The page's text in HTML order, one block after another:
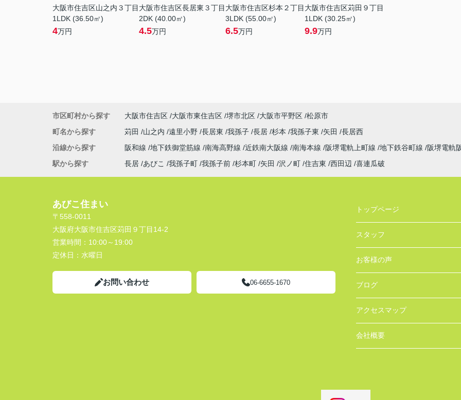
大阪市住吉区山之内３丁目
1LDK (36.50㎡)
4万円
大阪市住吉区長居東３丁目
2DK (40.00㎡)
4.5万円
大阪市住吉区杉本２丁目
3LDK (55.00㎡)
6.5万円
大阪市住吉区苅田９丁目
1LDK (30.25㎡)
9.9万円
市区町村から探す 大阪市住吉区 大阪市東住吉区 堺市北区 大阪市平野区 松原市
町名から探す
苅田 山之内 遠里小野 長居東 我孫子 長居 杉本 我孫子東 矢田
長居西
沿線から探す
阪和線 地下鉄御堂筋線 南海高野線 近鉄南大阪線 南海本線 阪堺電軌上町線 地下鉄谷町線
阪堺電軌
駅から探す
長居 あびこ 我孫子町 我孫子前 杉本町 矢田 沢ノ町 住吉東 西田辺 喜連瓜破
あびこ住まい
〒558-0011
大阪府大阪市住吉区苅田９丁目14-2
営業時間： 10:00～19:00
定休日： 水曜日
お問い合わせ 06-6655-1670
トップページ
スタッフ
お客様の声
ブログ
アクセスマップ
会社概要